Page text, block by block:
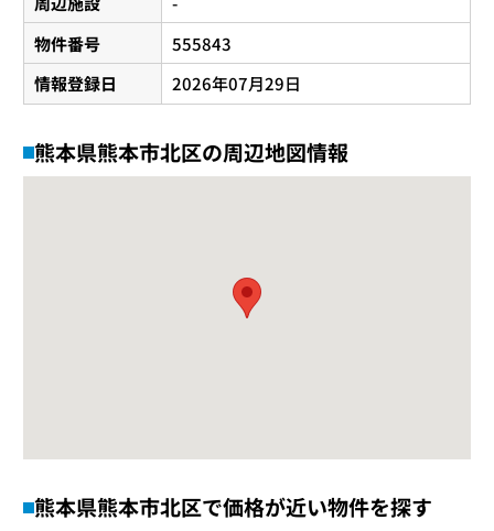
物件番号
555843
情報登録日
2026年07月29日
熊本県熊本市北区の周辺地図情報
熊本県熊本市北区で価格が近い物件を探す